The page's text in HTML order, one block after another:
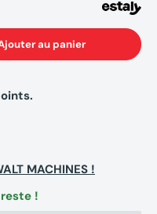
au panier
MACHINES !
!